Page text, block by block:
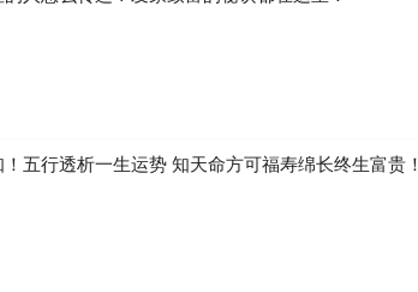
五行透析一生运势 知天命方可福寿绵长终生富贵！